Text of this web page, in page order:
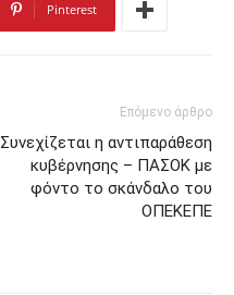
Pinterest
Επόμενο άρθρο
Συνεχίζεται η αντιπαράθεση
κυβέρνησης – ΠΑΣΟΚ με
φόντο το σκάνδαλο του
ΟΠΕΚΕΠΕ